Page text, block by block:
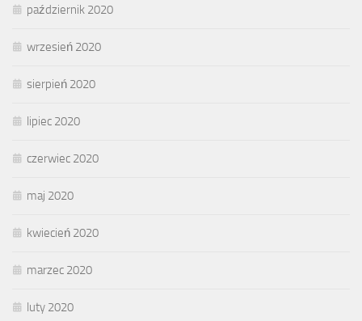
październik 2020
wrzesień 2020
sierpień 2020
lipiec 2020
czerwiec 2020
maj 2020
kwiecień 2020
marzec 2020
luty 2020